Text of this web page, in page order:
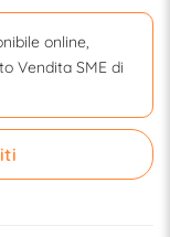
online,
Vendita SME di